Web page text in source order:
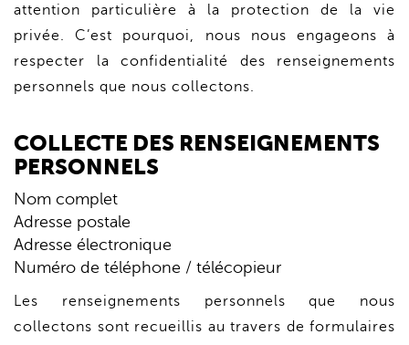
attention particulière à la protection de la vie
privée. C’est pourquoi, nous nous engageons à
respecter la confidentialité des renseignements
personnels que nous collectons.
COLLECTE DES RENSEIGNEMENTS
PERSONNELS
Nom complet
Adresse postale
Adresse électronique
Numéro de téléphone / télécopieur
Les renseignements personnels que nous
collectons sont recueillis au travers de formulaires